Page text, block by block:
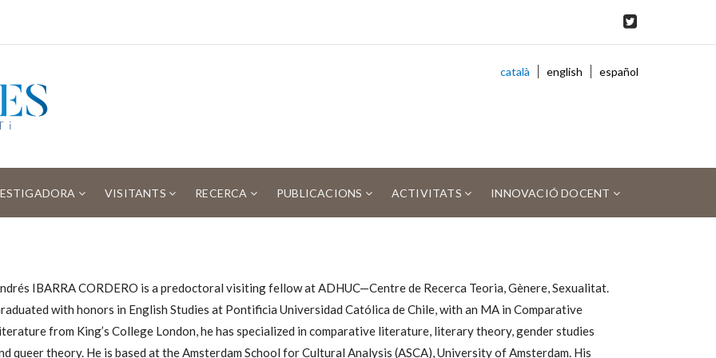
català english español
VISITANTS RECERCA PUBLICACIONS ACTIVITATS INNOVACIÓ DOCENT
IBARRA CORDERO is a predoctoral visiting fellow at ADHUC—Centre de Recerca Teoria, Gènere, Sexualitat.
with honors in English Studies at Pontificia Universidad Católica de Chile, with an MA in Comparative
from King’s College London, he has specialized in comparative literature, literary theory, gender studies
queer theory. He is based at the Amsterdam School for Cultural Analysis (ASCA), University of Amsterdam. His